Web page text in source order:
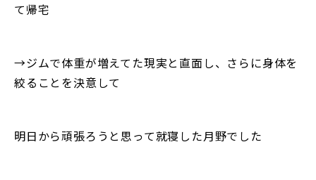
て帰宅
→ジムで体重が増えてた現実と直面し、さらに身体を
絞ることを決意して
明日から頑張ろうと思って就寝した月野でした